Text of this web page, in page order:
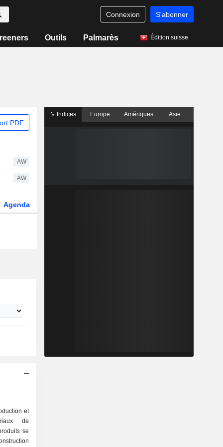
Connexion S'abonner
Outils Palmarès Édition suisse
PDF
AW
AW
Agenda
et
de
se
Indices Europe Amériques Asie